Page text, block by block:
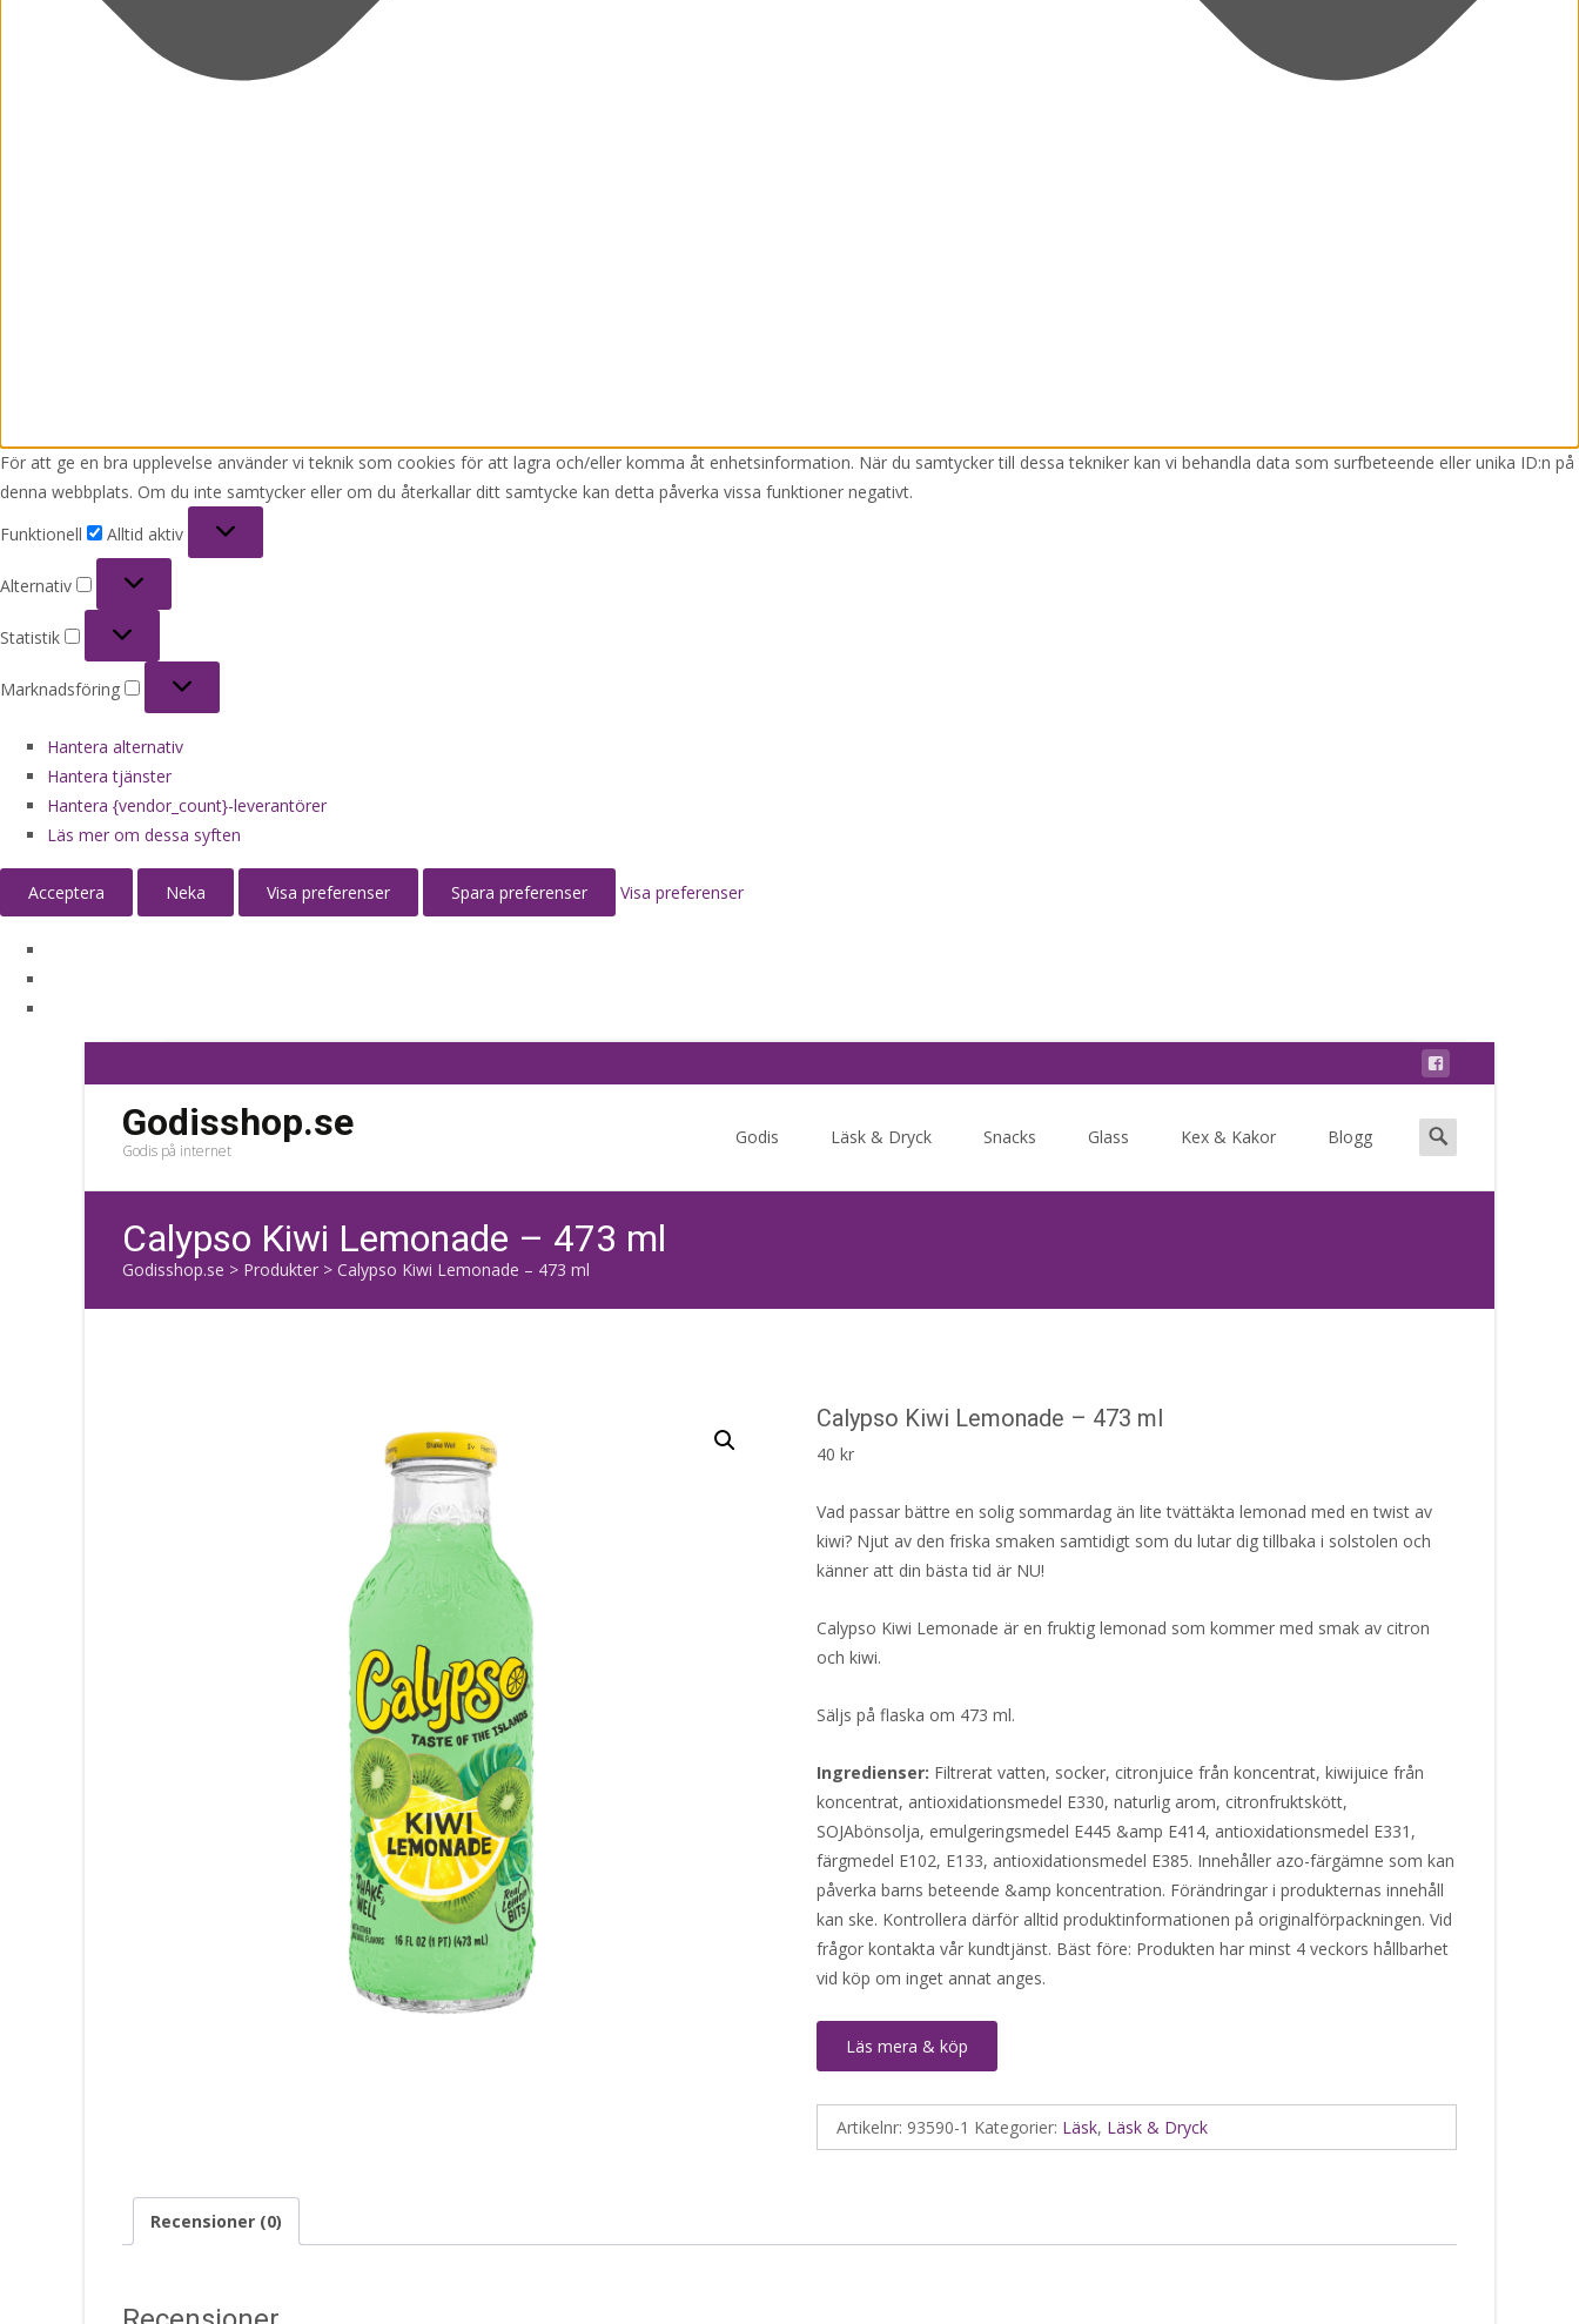
För att ge en bra upplevelse använder vi teknik som cookies för att lagra och/eller komma åt enhetsinformation. När du samtycker till dessa tekniker kan vi behandla data som surfbeteende eller unika ID:n på
denna webbplats. Om du inte samtycker eller om du återkallar ditt samtycke kan detta påverka vissa funktioner negativt.
Funktionell
Alltid aktiv
Alternativ
Statistik
Marknadsföring
Hantera alternativ
Hantera tjänster
Hantera {vendor_count}-leverantörer
Läs mer om dessa syften
Acceptera Neka Visa preferenser Spara preferenser Visa preferenser
Godisshop.se
Godis på internet
Godis Läsk & Dryck Snacks Glass Kex & Kakor Blogg
Search
for:
Calypso Kiwi Lemonade – 473 ml
Godisshop.se > Produkter > Calypso Kiwi Lemonade – 473 ml
Calypso Kiwi Lemonade – 473 ml
40 kr
Vad passar bättre en solig sommardag än lite tvättäkta lemonad med en twist av
kiwi? Njut av den friska smaken samtidigt som du lutar dig tillbaka i solstolen och
känner att din bästa tid är NU!
Calypso Kiwi Lemonade är en fruktig lemonad som kommer med smak av citron
och kiwi.
Säljs på flaska om 473 ml.
Ingredienser: Filtrerat vatten, socker, citronjuice från koncentrat, kiwijuice från
koncentrat, antioxidationsmedel E330, naturlig arom, citronfruktskött,
SOJAbönsolja, emulgeringsmedel E445 &amp E414, antioxidationsmedel E331,
färgmedel E102, E133, antioxidationsmedel E385. Innehåller azo-färgämne som kan
påverka barns beteende &amp koncentration. Förändringar i produkternas innehåll
kan ske. Kontrollera därför alltid produktinformationen på originalförpackningen. Vid
frågor kontakta vår kundtjänst. Bäst före: Produkten har minst 4 veckors hållbarhet
vid köp om inget annat anges.
Läs mera & köp
Artikelnr: 93590-1 Kategorier: Läsk, Läsk & Dryck
Recensioner (0)